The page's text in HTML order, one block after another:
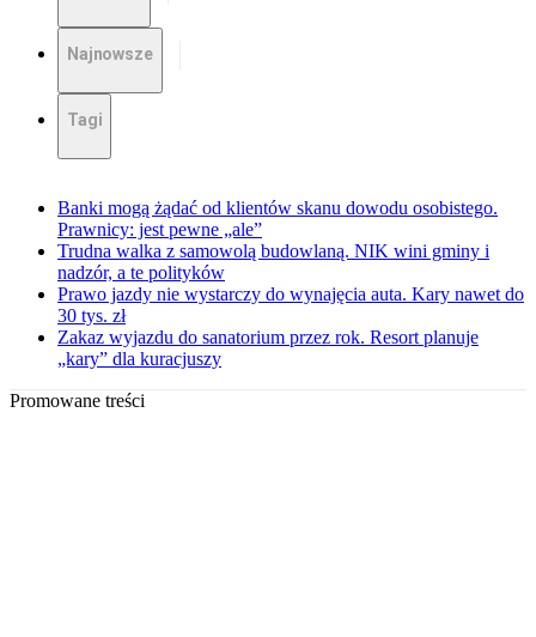
Najnowsze
Tagi
Banki mogą żądać od klientów skanu dowodu osobistego.
Prawnicy: jest pewne „ale”
Trudna walka z samowolą budowlaną. NIK wini gminy i
nadzór, a te polityków
Prawo jazdy nie wystarczy do wynajęcia auta. Kary nawet do
30 tys. zł
Zakaz wyjazdu do sanatorium przez rok. Resort planuje
„kary” dla kuracjuszy
Promowane treści